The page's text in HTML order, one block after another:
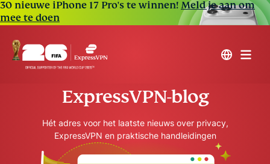
30 nieuwe iPhone 17 Pro's te winnen!Meld je aan om
mee te doen
ExpressVPN-blog
Hét adres voor het laatste nieuws over privacy,
ExpressVPN en praktische handleidingen